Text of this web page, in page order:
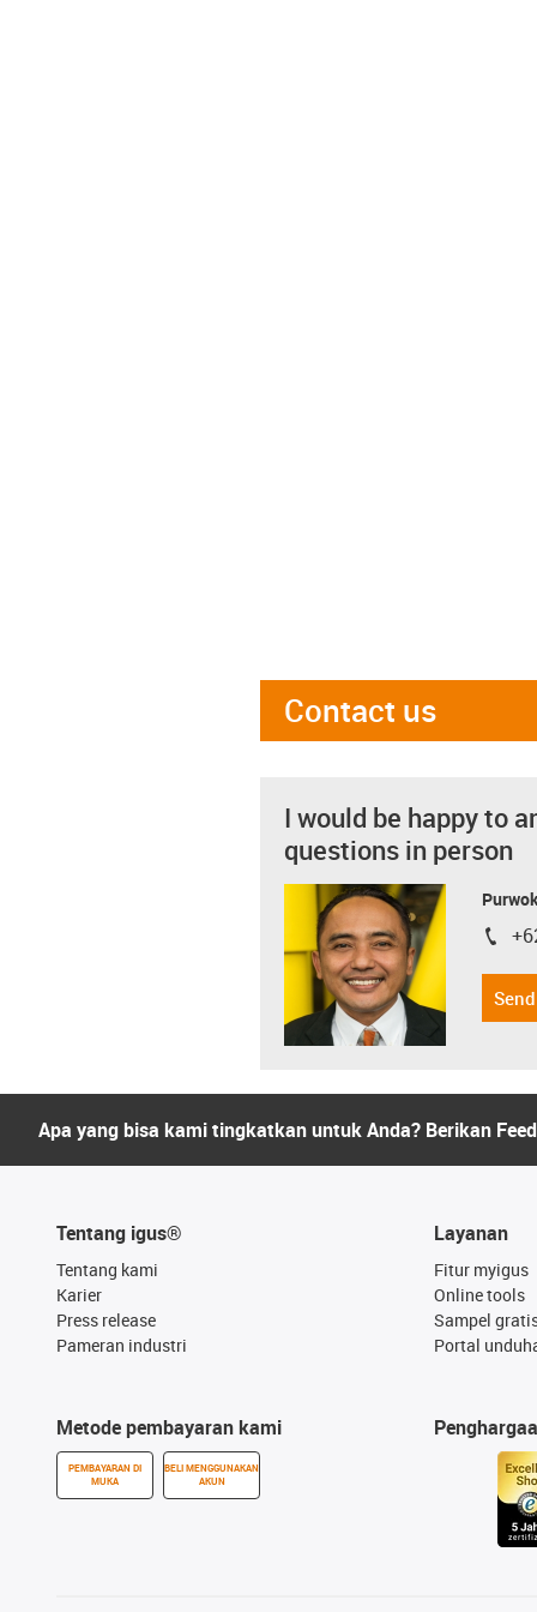
Contact us
I would be happy to
questions in person
igus-
Apa yang bisa kami tingkatkan untuk Anda? Berikan
Tentang igus®
Tentang kami
Karier
Press release
Pameran industri
Metode pembayaran kami
PEMBAYARAN DI
MUKA
BELI MENGGUNAKAN
AKUN
Layanan
Fitur myigus
Online tools
Sampel
Portal